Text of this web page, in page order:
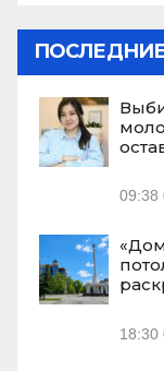
09:38
18:30